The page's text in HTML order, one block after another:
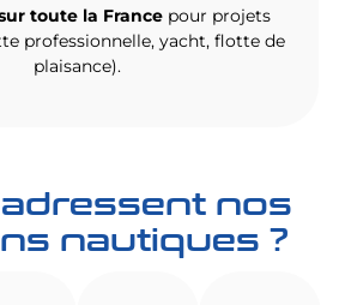
toute la France pour projets
professionnelle, yacht, flotte de
plaisance).
nos
nautiques ?